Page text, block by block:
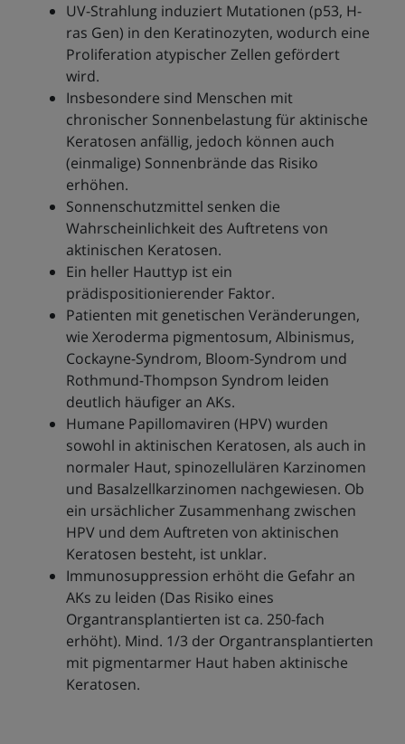
UV-Strahlung induziert Mutationen (p53, H-
ras Gen) in den Keratinozyten, wodurch eine
Proliferation atypischer Zellen gefördert
wird.
Insbesondere sind Menschen mit
chronischer Sonnenbelastung für aktinische
Keratosen anfällig, jedoch können auch
(einmalige) Sonnenbrände das Risiko
erhöhen.
Sonnenschutzmittel senken die
Wahrscheinlichkeit des Auftretens von
aktinischen Keratosen.
Ein heller Hauttyp ist ein
prädispositionierender Faktor.
Patienten mit genetischen Veränderungen,
wie Xeroderma pigmentosum, Albinismus,
Cockayne-Syndrom, Bloom-Syndrom und
Rothmund-Thompson Syndrom leiden
deutlich häufiger an AKs.
Humane Papillomaviren (HPV) wurden
sowohl in aktinischen Keratosen, als auch in
normaler Haut, spinozellulären Karzinomen
und Basalzellkarzinomen nachgewiesen. Ob
ein ursächlicher Zusammenhang zwischen
HPV und dem Auftreten von aktinischen
Keratosen besteht, ist unklar.
Immunosuppression erhöht die Gefahr an
AKs zu leiden (Das Risiko eines
Organtransplantierten ist ca. 250-fach
erhöht). Mind. 1/3 der Organtransplantierten
mit pigmentarmer Haut haben aktinische
Keratosen.